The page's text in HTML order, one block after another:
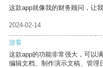
这款app就像我的财务顾问，让
2024-02-14
游客
这款app的功能非常强大，可以
编辑文档、制作演示文稿、管理